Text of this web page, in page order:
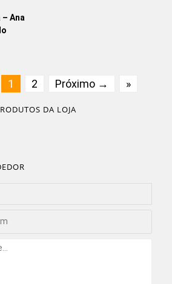
– Ana
1 2 Próximo → »
DA LOJA